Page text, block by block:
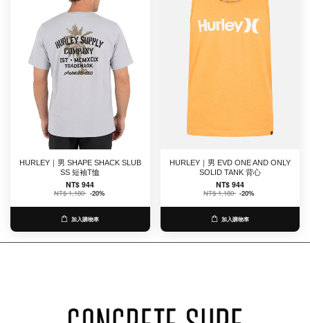
HURLEY｜男 SHAPE SHACK SLUB
SS 短袖T恤
NT$ 944
NT$ 1,180 -20%
加入購物車
HURLEY｜男 EVD ONE AND ONLY
SOLID TANK 背心
NT$ 944
NT$ 1,180 -20%
加入購物車